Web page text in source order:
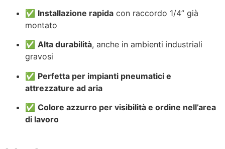
✅ Installazione rapida con raccordo 1/4” già
montato
✅ Alta durabilità, anche in ambienti industriali
gravosi
✅ Perfetta per impianti pneumatici e
attrezzature ad aria
✅ Colore azzurro per visibilità e ordine nell’area
di lavoro